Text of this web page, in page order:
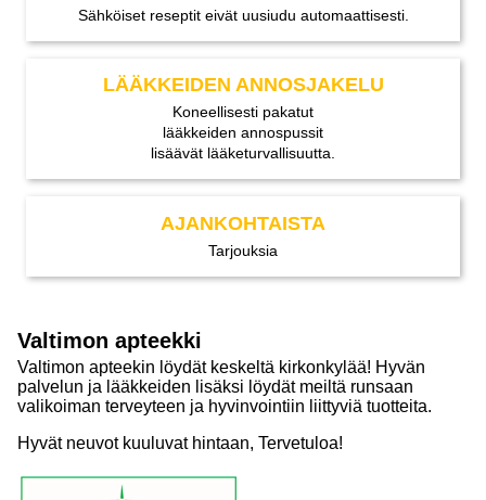
Sähköiset reseptit eivät uusiudu automaattisesti.
LÄÄKKEIDEN ANNOSJAKELU
Koneellisesti pakatut
lääkkeiden annospussit
lisäävät lääketurvallisuutta.
AJANKOHTAISTA
Tarjouksia
Valtimon apteekki
Valtimon apteekin löydät keskeltä kirkonkylää! Hyvän
palvelun ja lääkkeiden lisäksi löydät meiltä runsaan
valikoiman terveyteen ja hyvinvointiin liittyviä tuotteita.
Hyvät neuvot kuuluvat hintaan, Tervetuloa!